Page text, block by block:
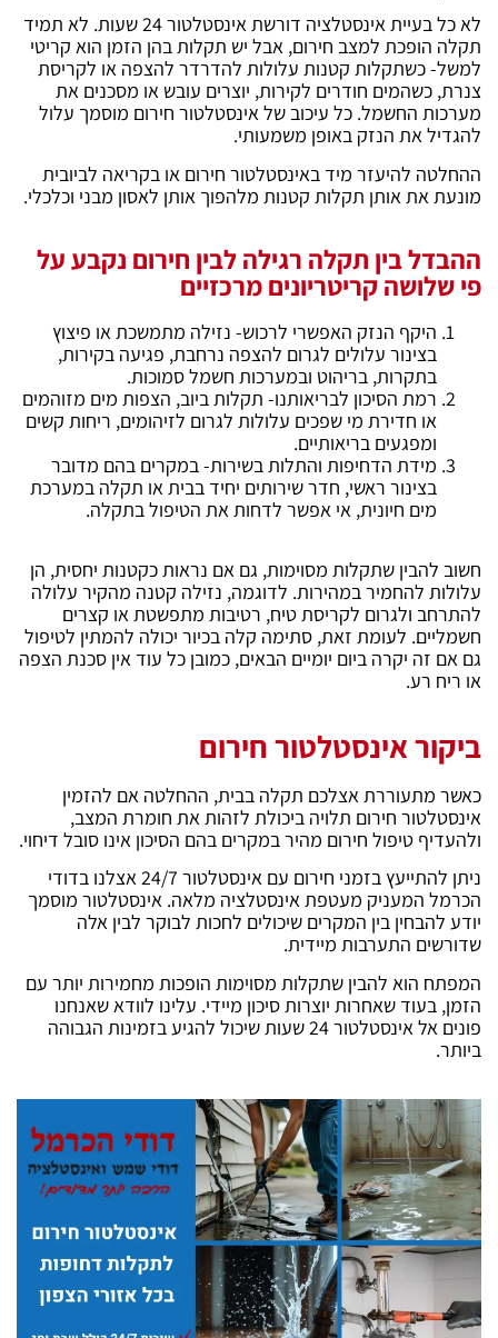
לא כל בעיית אינסטלציה דורשת אינסטלטור 24 שעות. לא תמיד
תקלה הופכת למצב חירום, אבל יש תקלות בהן הזמן הוא קריטי
למשל- כשתקלות קטנות עלולות להדרדר להצפה או לקריסת
צנרת, כשהמים חודרים לקירות, יוצרים עובש או מסכנים את
מערכות החשמל. כל עיכוב שלאינסטלטור חירום מוסמך עלול
להגדיל את הנזק באופן משמעותי.
ההחלטה להיעזר מיד באינסטלטור חירום או בקריאה לביובית
מונעת את אותן תקלות קטנות מלהפוך אותן לאסון מבני וכלכלי.
ההבדל בין תקלה רגילה לבין חירום נקבע על
פי שלושה קריטריונים מרכזיים
היקף הנזק האפשרי לרכוש- נזילה מתמשכת או פיצוץ
בצינור עלולים לגרום להצפה נרחבת, פגיעה בקירות,
בתקרות, בריהוט ובמערכות חשמל סמוכות.
רמת הסיכון לבריאותנו- תקלות ביוב, הצפות מים מזוהמים
או חדירת מי שפכים עלולות לגרום לזיהומים, ריחות קשים
ומפגעים בריאותיים.
מידת הדחיפות והתלות בשירות- במקרים בהם מדובר
בצינור ראשי, חדר שירותים יחיד בבית או תקלה במערכת
מים חיונית, אי אפשר לדחות את הטיפול בתקלה.
חשוב להבין שתקלות מסוימות, גם אם נראות כקטנות יחסית, הן
עלולות להחמיר במהירות. לדוגמה, נזילה קטנה מהקיר עלולה
להתרחב ולגרום לקריסת טיח, רטיבות מתפשטת או קצרים
חשמליים. לעומת זאת, סתימה קלה בכיור יכולה להמתין לטיפול
גם אם זה יקרה ביום יומיים הבאים, כמובן כל עוד אין סכנת הצפה
או ריח רע.
ביקור אינסטלטור חירום
כאשר מתעוררת אצלכם תקלה בבית, ההחלטה אם להזמין
אינסטלטור חירום תלויה ביכולת לזהות את חומרת המצב,
ולהעדיף טיפול חירום מהיר במקרים בהם הסיכון אינו סובל דיחוי.
ניתן להתייעץ בזמני חירום עם אינסטלטור 24/7 אצלנו בדודי
הכרמל המעניק מעטפת אינסטלציה מלאה. אינסטלטור מוסמך
יודע להבחין בין המקרים שיכולים לחכות לבוקר לבין אלה
שדורשים התערבות מיידית.
המפתח הוא להבין שתקלות מסוימות הופכות מחמירות יותר עם
הזמן, בעוד שאחרות יוצרות סיכון מיידי. עלינו לוודא שאנחנו
פונים אל אינסטלטור 24 שעות שיכול להגיע בזמינות הגבוהה
ביותר.